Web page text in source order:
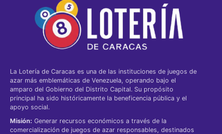
La Lotería de Caracas es una de las instituciones de juegos de
azar más emblemáticas de Venezuela, operando bajo el
amparo del Gobierno del Distrito Capital. Su propósito
principal ha sido históricamente la beneficencia pública y el
apoyo social.
Misión: Generar recursos económicos a través de la
comercialización de juegos de azar responsables, destinados